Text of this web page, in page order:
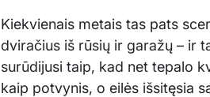
Kiekvienais metais tas pats
dviračius iš rūsių ir garažų – ir
surūdijusi taip, kad net tepalo
kaip potvynis, o eilės išsitęsia